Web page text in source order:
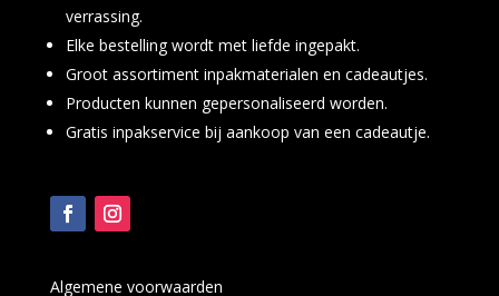
verrassing.
Elke bestelling wordt met liefde ingepakt.
Groot assortiment inpakmaterialen en cadeautjes.
Producten kunnen gepersonaliseerd worden.
Gratis inpakservice bij aankoop van een cadeautje.
Algemene voorwaarden